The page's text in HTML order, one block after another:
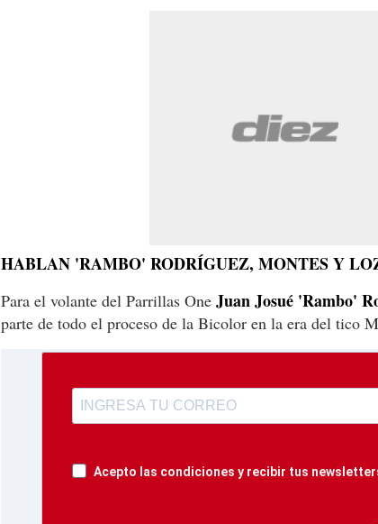
HABLAN 'RAMBO' RODRÍGUEZ, MONTES Y
Para el volante del Parrillas One Juan Josué 'Rambo'
parte de todo el proceso de la Bicolor en la era del tico
Acepto las condiciones y recibir tus